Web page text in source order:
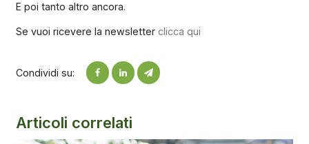
E poi tanto altro ancora.
Se vuoi ricevere la newsletter clicca qui
Condividi su:
Articoli correlati